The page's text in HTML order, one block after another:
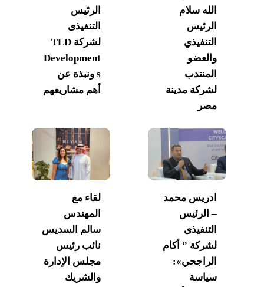
الله سلام
الرئيس
التنفيذي
والعضو
المنتدب
لشركة مدينة
مصر
الرئيس
التنفيذى
لشركة TLD
Development
s ونبذة عن
أهم مشاريعهم
ادريس محمد
– الرئيس
التنفيذى
لشركة ” أكام
الراجحي»:
سياسة
لقاء مع
المهندس
سالم السديس
نائب رئيس
مجلس الإدارة
والشريك